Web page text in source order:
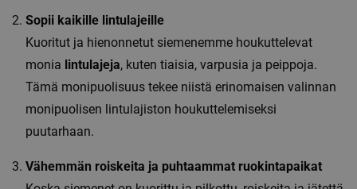
Sopii kaikille lintulajeille
Kuoritut ja hienonnetut siemenemme houkuttelevat
monia lintulajeja, kuten tiaisia, varpusia ja peippoja.
Tämä monipuolisuus tekee niistä erinomaisen valinnan
monipuolisen lintulajiston houkuttelemiseksi
puutarhaan.
Vähemmän roiskeita ja puhtaammat ruokintapaikat